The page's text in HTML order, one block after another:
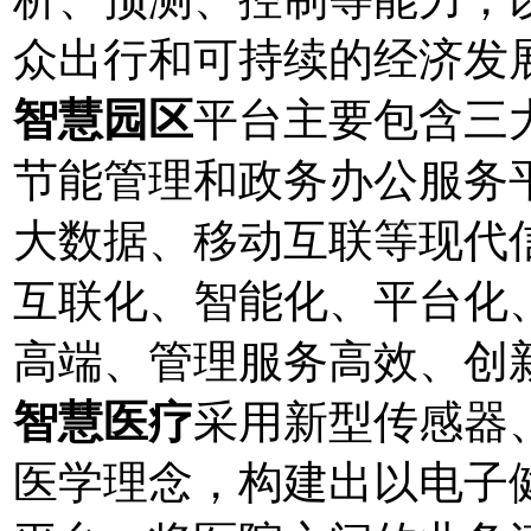
众出行和可持续的经济发
智慧园区平台主要包含三
节能管理和政务办公服务
大数据、移动互联等现代
互联化、智能化、平台化
高端、管理服务高效、创
智慧医疗采用新型传感器
医学理念，构建出以电